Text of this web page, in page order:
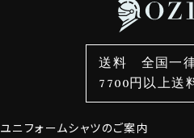
色から選ぶ
スタイルから選ぶ
定番シャツ
財布・名刺入れ
グローブ
ユニフォームシャツのご案内
送料 全国一
7700円以上送